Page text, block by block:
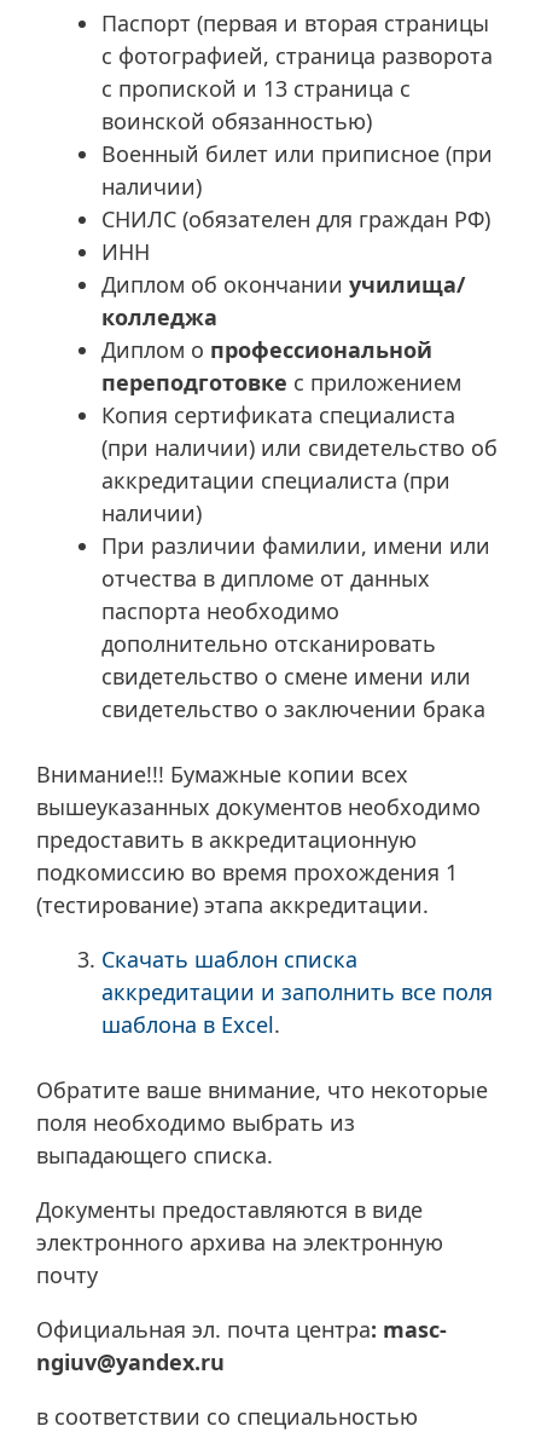
Паспорт (первая и вторая страницы
с фотографией, страница разворота
с пропиской и 13 страница с
воинской обязанностью)
Военный билет или приписное (при
наличии)
СНИЛС (обязателен для граждан РФ)
ИНН
Диплом об окончании училища/
колледжа
Диплом о профессиональной
переподготовке с приложением
Копия сертификата специалиста
(при наличии) или свидетельство об
аккредитации специалиста (при
наличии)
При различии фамилии, имени или
отчества в дипломе от данных
паспорта необходимо
дополнительно отсканировать
свидетельство о смене имени или
свидетельство о заключении брака
Внимание!!! Бумажные копии всех
вышеуказанных документов необходимо
предоставить в аккредитационную
подкомиссию во время прохождения 1
(тестирование) этапа аккредитации.
Скачать шаблон списка
аккредитации и заполнить все поля
шаблона в Excel.
Обратите ваше внимание, что некоторые
поля необходимо выбрать из
выпадающего списка.
Документы предоставляются в виде
электронного архива на электронную
почту
Официальная эл. почта центра: masc-
ngiuv@yandex.ru
в соответствии со специальностью